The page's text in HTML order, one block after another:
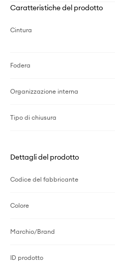
Caratteristiche del prodotto
Cintura
Fodera
Organizzazione interna
Tipo di chiusura
Dettagli del prodotto
Codice del fabbricante
Colore
Marchio/Brand
ID prodotto